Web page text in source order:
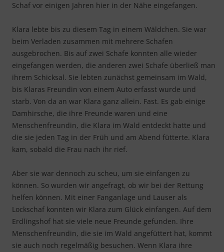
Schaf vor einigen Jahren hier in der Nähe eingefangen.
Klara lebte bis zu diesem Tag in einem Wäldchen. Sie war
beim Verladen zusammen mit mehrere Schafen
ausgebrochen. Bis auf zwei Schafe konnten alle wieder
eingefangen werden, die anderen zwei Schafe überließ man
ihrem Schicksal. Sie lebten zunächst gemeinsam im Wald,
bis Klaras Freundin von einem Auto erfasst wurde und
starb. Von da an war Klara ganz allein. Fast. Es gab einige
Damhirsche, die ihre Freunde waren und eine
Menschenfreundin, die Klara im Wald entdeckt hatte und
die sie jeden Tag in der Früh und am Abend fütterte. Klara
kam, sobald die Frau nach ihr rief.
Aber sie war dennoch zu scheu, um sie einfangen zu
können. So wurden wir angefragt, ob wir bei der Rettung
helfen können. Mit einer Fanganlage und Lauser als
Lockschaf konnten wir Klara zum Glück einfangen. Auf dem
Erdlingshof hat sie viele neue Freunde gefunden. Ihre
Menschenfreundin, die sie im Wald angefüttert hat, kommt
sie auch noch regelmäßig besuchen. Wenn Klara ihre